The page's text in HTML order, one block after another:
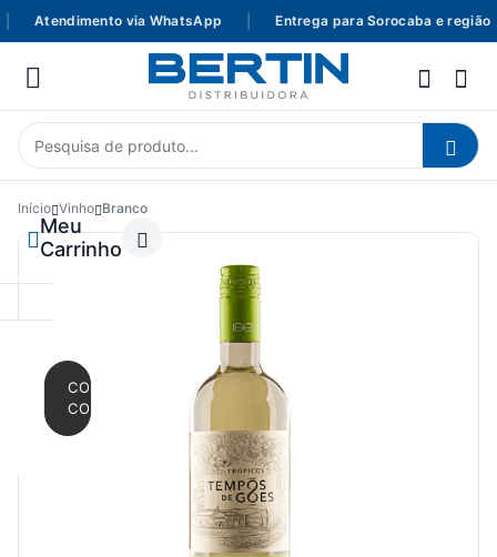
Atendimento via WhatsApp Entrega para Sorocaba e região
Meu
Carrinho
CONTINUAR
COMPRANDO
Início Vinho Branco